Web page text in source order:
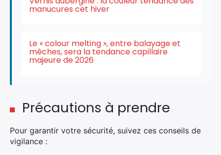
manucures cet hiver
Le « colour melting », entre balayage et
mèches, sera la tendance capillaire
majeure de 2026
Précautions à prendre
Pour garantir votre sécurité, suivez ces conseils de
vigilance :